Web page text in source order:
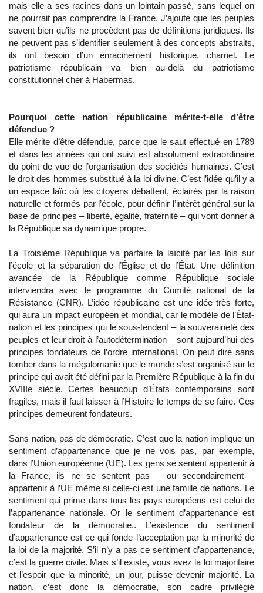
mais elle a ses racines dans un lointain passé, sans lequel on
ne pourrait pas comprendre la France. J’ajoute que les peuples
savent bien qu’ils ne procèdent pas de définitions juridiques. Ils
ne peuvent pas s’identifier seulement à des concepts abstraits,
ils ont besoin d’un enracinement historique, charnel. Le
patriotisme républicain va bien au-delà du patriotisme
constitutionnel cher à Habermas.
Pourquoi cette nation républicaine mérite-t-elle d’être
défendue ?
Elle mérite d’être défendue, parce que le saut effectué en 1789
et dans les années qui ont suivi est absolument extraordinaire
du point de vue de l’organisation des sociétés humaines. C’est
le droit des hommes substitué à la loi divine. C’est l’idée qu’il y a
un espace laïc où les citoyens débattent, éclairés par la raison
naturelle et formés par l’école, pour définir l’intérêt général sur la
base de principes – liberté, égalité, fraternité – qui vont donner à
la République sa dynamique propre.
La Troisième République va parfaire la laïcité par les lois sur
l’école et la séparation de l’Église et de l’État. Une définition
avancée de la République comme République sociale
interviendra avec le programme du Comité national de la
Résistance (CNR). L’idée républicaine est une idée très forte,
qui aura un impact européen et mondial, car le modèle de l’État-
nation et les principes qui le sous-tendent – la souveraineté des
peuples et leur droit à l’autodétermination – sont aujourd’hui des
principes fondateurs de l’ordre international. On peut dire sans
tomber dans la mégalomanie que le monde s’est organisé sur le
principe qui avait été défini par la Première République à la fin du
XVIIIe siècle. Certes beaucoup d’États contemporains sont
fragiles, mais il faut laisser à l’Histoire le temps de se faire. Ces
principes demeurent fondateurs.
Sans nation, pas de démocratie. C’est que la nation implique un
sentiment d’appartenance que je ne vois pas, par exemple,
dans l’Union européenne (UE). Les gens se sentent appartenir à
la France, ils ne se sentent pas – ou secondairement –
appartenir à l’UE même si celle-ci est une famille de nations. Le
sentiment qui prime dans tous les pays européens est celui de
l’appartenance nationale. Or le sentiment d’appartenance est
fondateur de la démocratie.. L’existence du sentiment
d’appartenance est ce qui fonde l’acceptation par la minorité de
la loi de la majorité. S’il n’y a pas ce sentiment d’appartenance,
c’est la guerre civile. Mais s’il existe, vous avez la loi majoritaire
et l’espoir que la minorité, un jour, puisse devenir majorité. La
nation, c’est donc la démocratie, son cadre privilégié